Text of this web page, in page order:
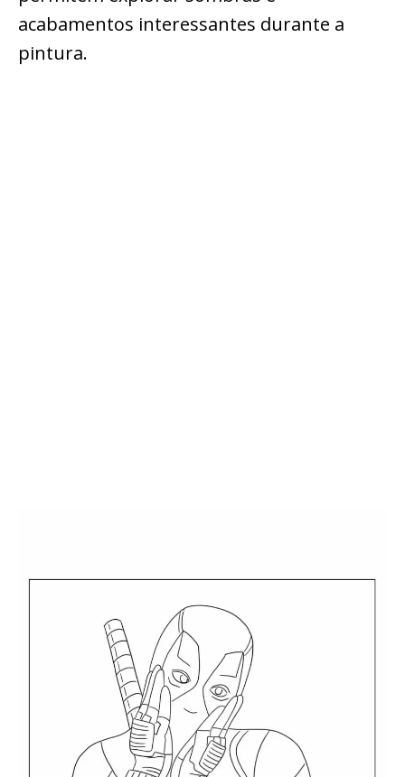
acabamentos interessantes durante a
pintura.